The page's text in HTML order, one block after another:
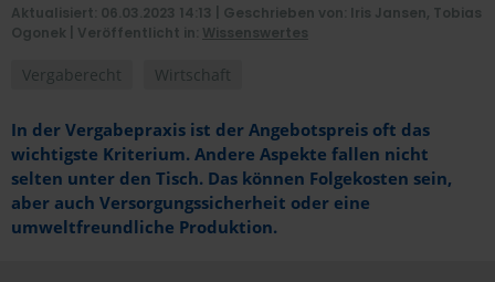
AUFTRÄGE NACH ORT
SERVICES UND LEISTUNGEN
AKADEMIE
ÜBER UNS
KONTAKT
Aktualisiert: 06.03.2023 14:13
| Geschrieben von: Iris Jansen, Tobias
Ogonek |
Veröffentlicht in: Wissenswertes
Vergaberecht Wirtschaft
In der Vergabepraxis ist der Angebotspreis oft das
wichtigste Kriterium. Andere Aspekte fallen nicht
selten unter den Tisch. Das können Folgekosten sein,
aber auch Versorgungssicherheit oder eine
umweltfreundliche Produktion.